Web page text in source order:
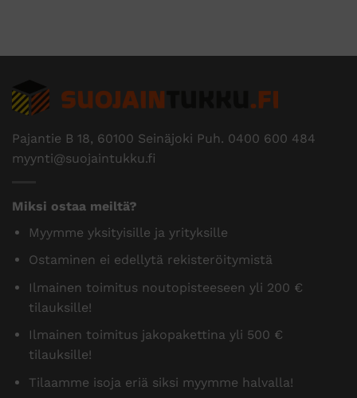
Pajantie B 18, 60100 Seinäjoki Puh. 0400 600 484
myynti@suojaintukku.fi
Miksi ostaa meiltä?
Myymme yksityisille ja yrityksille
Ostaminen ei edellytä rekisteröitymistä
Ilmainen toimitus noutopisteeseen yli 200 €
tilauksille!
Ilmainen toimitus jakopakettina yli 500 €
tilauksille!
Tilaamme isoja eriä siksi myymme halvalla!